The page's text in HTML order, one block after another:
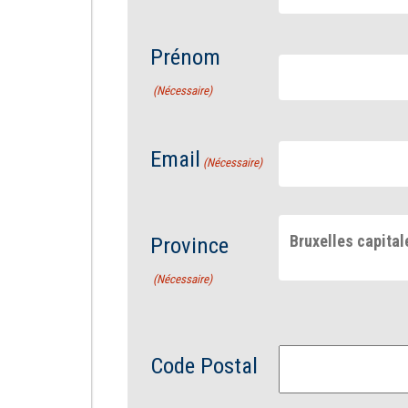
Prénom
(Nécessaire)
Email (Nécessaire)
Province
(Nécessaire)
Bruxelles
Code Postal